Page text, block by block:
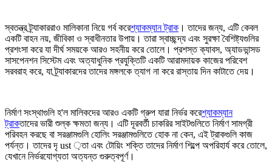
স্বতন্ত্র ট্র্যাকাররাও মালিকানা নিয়ে গর্ব করেশ্যাকম্যান ট্রাক । তাদের জন্য, এটি কেবল
একটি বাহন নয়, জীবিকা ও স্বাধীনতার উপায়। তারা স্বাচ্ছন্দ্য এবং সুরক্ষা বৈশিষ্ট্যগুলির
প্রশংসা করে যা দীর্ঘ সময়কে আরও সহনীয় করে তোলে। প্রশস্ত ক্যাবস, অ্যাডভান্সড
সাসপেনশন সিস্টেম এবং অত্যাধুনিক প্রযুক্তিটি একটি আরামদায়ক কাজের পরিবেশ
সরবরাহ করে, যা ট্র্যাকারদের তাদের মঙ্গলকে ত্যাগ না করে রাস্তায় দিন কাটাতে দেয়।
নির্মাণ সংস্থাগুলি হ'ল মালিকদের আরও একটি গ্রুপ যারা নির্ভর করেশ্যাকম্যান
ট্রাকতাদের ভারী শুল্ক ক্ষমতা জন্য। এটি দূরবর্তী চাকরির সাইটগুলিতে নির্মাণ সামগ্রী
পরিবহন করছে বা সরঞ্জামগুলি হোলিং সরঞ্জামগুলিতে হোক না কেন, এই ট্রাকগুলি কাজ
পর্যন্ত। তাদের দৃ ust ়তা এবং টোয়িং শক্তি তাদের নির্মাণ শিল্পে অপরিহার্য করে তোলে,
যেখানে নির্ভরযোগ্যতা অত্যন্ত গুরুত্বপূর্ণ।